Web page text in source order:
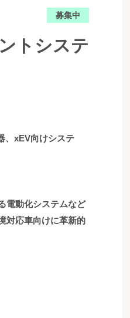
募集中
トシステ
、xEV向けシステ
電動化システムなど
対応車向けに革新的